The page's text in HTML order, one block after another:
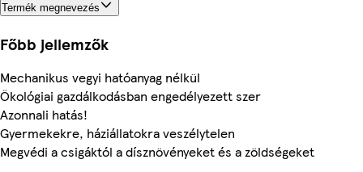
Termék megnevezés
Főbb jellemzők
Mechanikus vegyi hatóanyag nélkül
Ökológiai gazdálkodásban engedélyezett szer
Azonnali hatás!
Gyermekekre, háziállatokra veszélytelen
Megvédi a csigáktól a dísznövényeket és a zöldségeket